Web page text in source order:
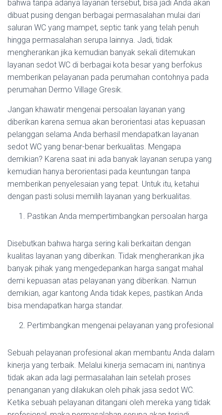
bahwa tanpa adanya layanan tersebut, bisa jadi Anda akan
dibuat pusing dengan berbagai permasalahan mulai dari
saluran WC yang mampet, septic tank yang telah penuh
hingga permasalahan serupa lainnya. Jadi, tidak
mengherankan jika kemudian banyak sekali ditemukan
layanan sedot WC di berbagai kota besar yang berfokus
memberikan pelayanan pada perumahan contohnya pada
perumahan Dermo Village Gresik.
Jangan khawatir mengenai persoalan layanan yang
diberikan karena semua akan berorientasi atas kepuasan
pelanggan selama Anda berhasil mendapatkan layanan
sedot WC yang benar-benar berkualitas. Mengapa
demikian? Karena saat ini ada banyak layanan serupa yang
kemudian hanya berorientasi pada keuntungan tanpa
memberikan penyelesaian yang tepat. Untuk itu, ketahui
dengan pasti solusi memilih layanan yang berkualitas.
Pastikan Anda mempertimbangkan persoalan harga
Disebutkan bahwa harga sering kali berkaitan dengan
kualitas layanan yang diberikan. Tidak mengherankan jika
banyak pihak yang mengedepankan harga sangat mahal
demi kepuasan atas pelayanan yang diberikan. Namun
demikian, agar kantong Anda tidak kepes, pastikan Anda
bisa mendapatkan harga standar.
Pertimbangkan mengenai pelayanan yang profesional
Sebuah pelayanan profesional akan membantu Anda dalam
kinerja yang terbaik. Melalui kinerja semacam ini, nantinya
tidak akan ada lagi permasalahan lain setelah proses
penanganan yang dilakukan oleh pihak jasa sedot WC.
Ketika sebuah pelayanan ditangani oleh mereka yang tidak